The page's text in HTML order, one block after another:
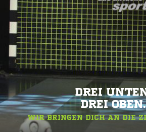
DREI
DREI OBEN.
WIR BRINGEN DICH AN DIE